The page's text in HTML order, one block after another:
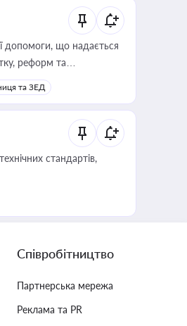
допомоги, що надається
реформ та
та ЗЕД
стандартів,
Співробітництво
Партнерська мережа
Реклама та PR